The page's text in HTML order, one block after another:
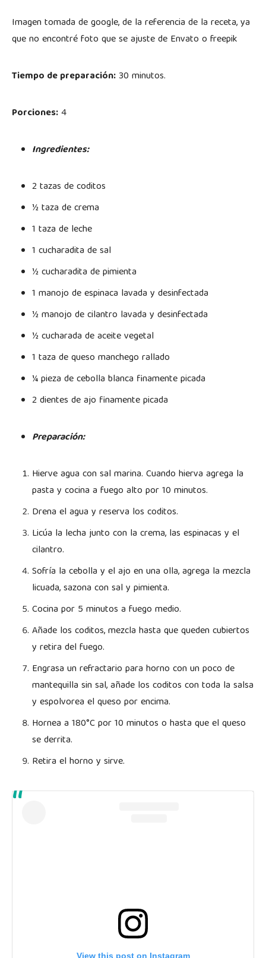
Imagen tomada de google, de la referencia de la receta, ya
que no encontré foto que se ajuste de Envato o freepik
Tiempo de preparación:30 minutos.
Porciones:4
Ingredientes:
2 tazas de coditos
½ taza de crema
1 taza de leche
1 cucharadita de sal
½ cucharadita de pimienta
1 manojo de espinaca lavada y desinfectada
½ manojo de cilantro lavada y desinfectada
½ cucharada de aceite vegetal
1 taza de queso manchego rallado
¼ pieza de cebolla blanca finamente picada
2 dientes de ajo finamente picada
Preparación:
Hierve agua con sal marina. Cuando hierva agrega la
pasta y cocina a fuego alto por 10 minutos.
Drena el agua y reserva los coditos.
Licúa la lecha junto con la crema, las espinacas y el
cilantro.
Sofría la cebolla y el ajo en una olla, agrega la mezcla
licuada, sazona con sal y pimienta.
Cocina por 5 minutos a fuego medio.
Añade los coditos, mezcla hasta que queden cubiertos
y retira del fuego.
Engrasa un refractario para horno con un poco de
mantequilla sin sal, añade los coditos con toda la salsa
y espolvorea el queso por encima.
Hornea a 180°C por 10 minutos o hasta que el queso
se derrita.
Retira el horno y sirve.
View this post on Instagram